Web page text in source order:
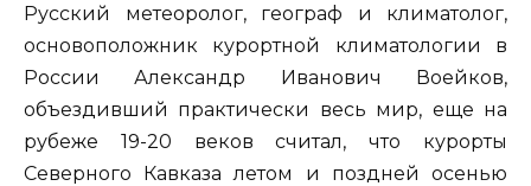
Русский метеоролог, географ и климатолог,
основоположник курортной климатологии в
России Александр Иванович Воейков,
объездивший практически весь мир, еще на
рубеже 19-20 веков считал, что курорты
Северного Кавказа летом и поздней осенью